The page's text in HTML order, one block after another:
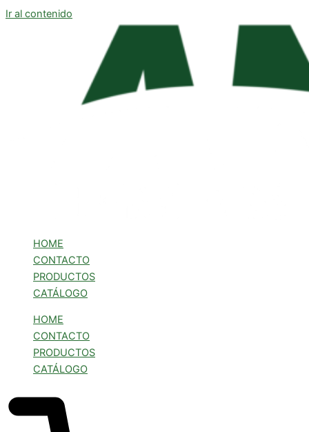
Ir al contenido
HOME
CONTACTO
PRODUCTOS
CATÁLOGO
HOME
CONTACTO
PRODUCTOS
CATÁLOGO